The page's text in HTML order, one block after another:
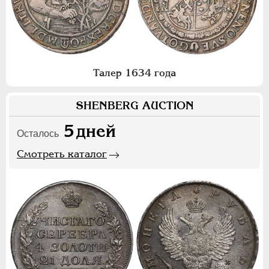
Талер 1634 года
SHENBERG AUCTION
Осталось 5дней
Смотреть каталог